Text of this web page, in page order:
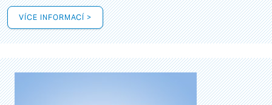
VÍCE INFORMACÍ >